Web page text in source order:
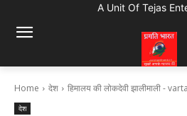
A Unit Of Tejas
Home देश हिमालय की लोकदेवी झालीमाली -
देश